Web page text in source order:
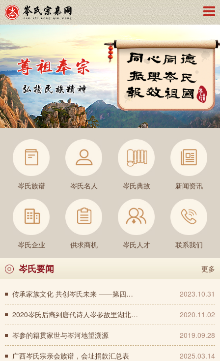
岑氏族谱 岑氏名人 岑氏典故 新闻资讯
岑氏企业 供求商机 岑氏人才 联系我们
岑氏要闻 更多
2023.10.31
传承家族文化 共创岑氏未来 ——第四届广西岑氏宗亲会代表大会的报道
2020.11.02
2020岑氏后裔到唐代诗人岑参故里湖北荆州岑河镇 参与了土地无偿转让交接并见证合同签署
2019.09.28
岑参的籍贯家世与岑河地望溯源
2025.03.14
广西岑氏宗亲会族谱，会址捐款汇总表